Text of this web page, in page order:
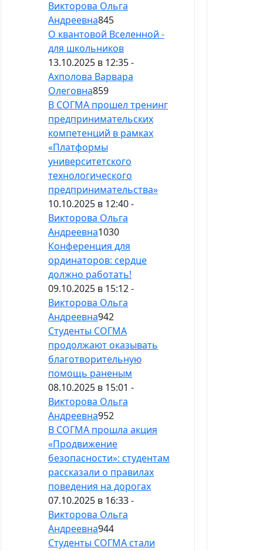
Викторова Ольга
Андреевна845
О квантовой Вселенной -
для школьников
13.10.2025 в 12:35 -
Ахполова Варвара
Олеговна859
В СОГМА прошел тренинг
предпринимательских
компетенций в рамках
«Платформы
университетского
технологического
предпринимательства»
10.10.2025 в 12:40 -
Викторова Ольга
Андреевна1030
Конференция для
ординаторов: сердце
должно работать!
09.10.2025 в 15:12 -
Викторова Ольга
Андреевна942
Студенты СОГМА
продолжают оказывать
благотворительную
помощь раненым
08.10.2025 в 15:01 -
Викторова Ольга
Андреевна952
В СОГМА прошла акция
«Продвижение
безопасности»: студентам
рассказали о правилах
поведения на дорогах
07.10.2025 в 16:33 -
Викторова Ольга
Андреевна944
Студенты СОГМА стали